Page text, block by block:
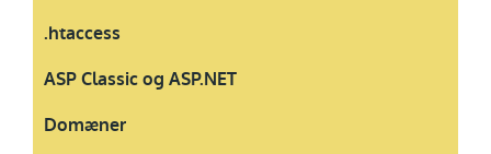
.htaccess
ASP Classic og ASP.NET
Domæner